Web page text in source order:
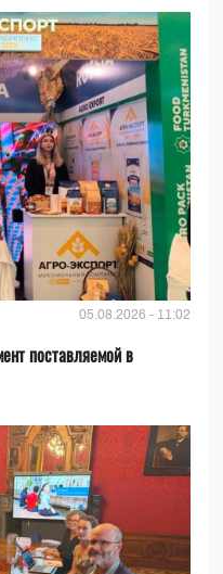
05.08.2026 - 11:02
поставляемой в